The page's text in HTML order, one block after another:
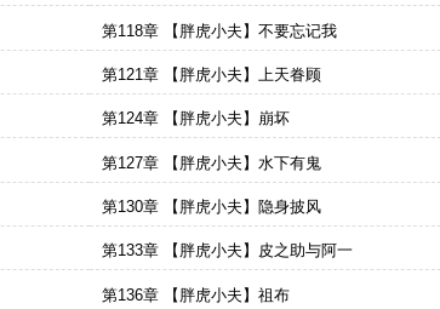
第118章 【胖虎小夫】不要忘记我
第121章 【胖虎小夫】上天眷顾
第124章 【胖虎小夫】崩坏
第127章 【胖虎小夫】水下有鬼
第130章 【胖虎小夫】隐身披风
第133章 【胖虎小夫】皮之助与阿一
第136章 【胖虎小夫】祖布